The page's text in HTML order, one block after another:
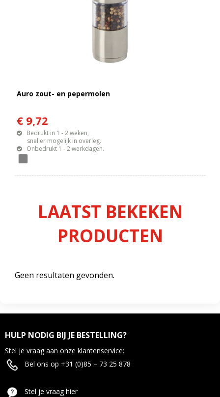
Auro zout- en pepermolen
€ 9,72
Bedrukt in 1 - 2 weken,
sneller mogelijk in overleg.
Onbedrukt 1 - 2 werkdagen.
LAATST BEKEKEN
PRODUCTEN
Geen resultaten gevonden.
HULP NODIG BIJ JE BESTELLING?
Stel je vraag aan onze klantenservice:
Bel ons op +31 (0)85 – 73 25 878
Stel je vraag hier